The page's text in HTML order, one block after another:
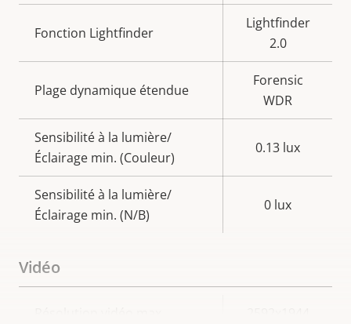
Fonction Lightfinder
Lightfinder
2.0
Plage dynamique étendue
Forensic
WDR
Sensibilité à la lumière/
Éclairage min. (Couleur)
0.13 lux
Sensibilité à la lumière/
Éclairage min. (N/B)
0 lux
Vidéo